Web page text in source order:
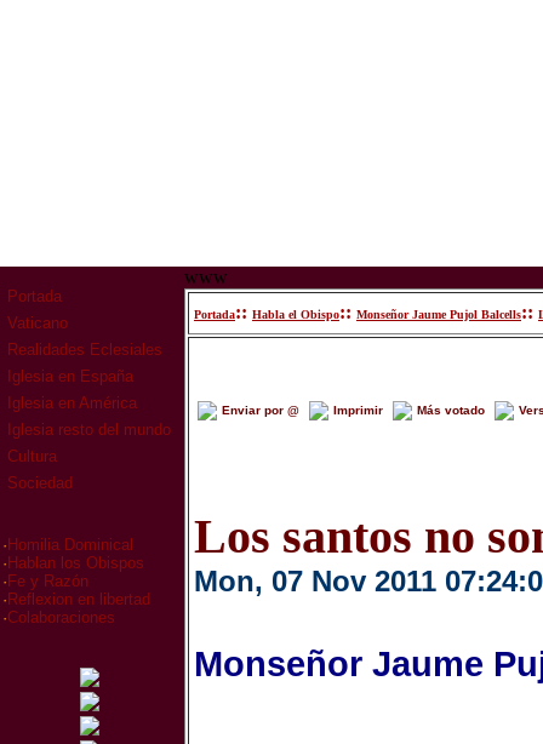
Portada
Vaticano
Realidades Eclesiales
Iglesia en España
Iglesia en América
Iglesia resto del mundo
Cultura
Sociedad
· Homilia Dominical
· Hablan los Obispos
· Fe y Razón
· Reflexion en libertad
·Colaboraciones
www
Portada:: Habla el Obispo:: Monseñor Jaume Pujol Balcells::
Enviar por @ Imprimir Más votado
Los santos no
Mon, 07 Nov 2011
Monseñor Jaume